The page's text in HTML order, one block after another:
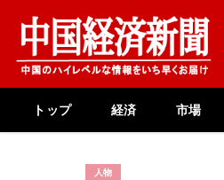
content
トップ 経済 市場
人物